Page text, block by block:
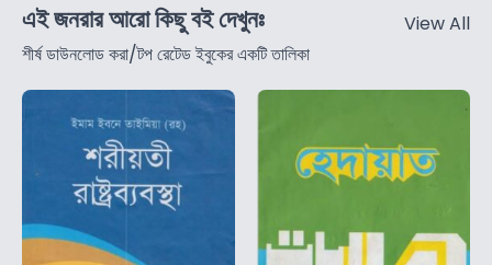
এই জনরার আরো কিছু বই দেখুনঃ
শীর্ষ ডাউনলোড করা/টপ রেটেড ইবুকের একটি তালিকা
View All